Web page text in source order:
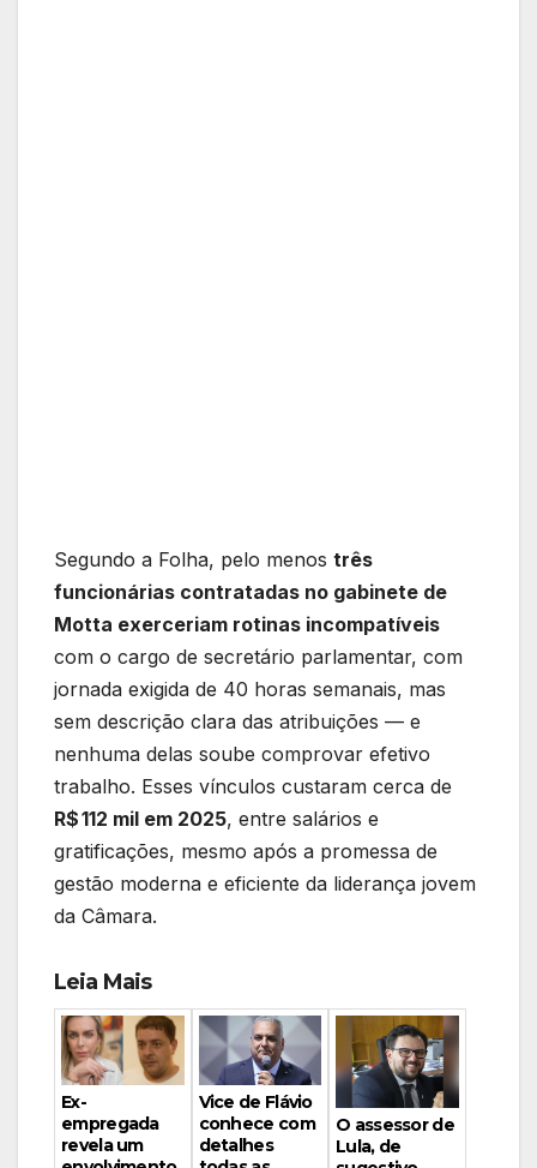
Segundo a Folha, pelo menos três
funcionárias contratadas no gabinete de
Motta exerceriam rotinas incompatíveis
com o cargo de secretário parlamentar, com
jornada exigida de 40 horas semanais, mas
sem descrição clara das atribuições — e
nenhuma delas soube comprovar efetivo
trabalho. Esses vínculos custaram cerca de
R$ 112 mil em 2025, entre salários e
gratificações, mesmo após a promessa de
gestão moderna e eficiente da liderança jovem
da Câmara.
Leia Mais
Ex-
empregada
revela um
Vice de Flávio
conhece com
detalhes
O assessor de
Lula, de